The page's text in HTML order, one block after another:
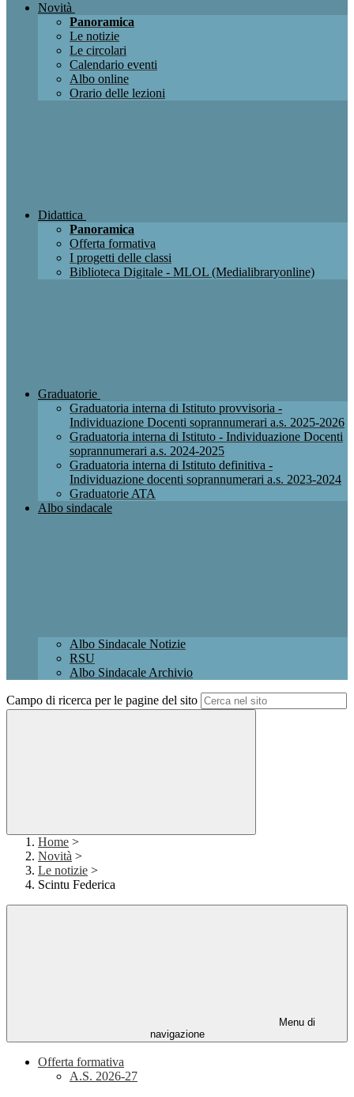
Novità
Panoramica
Le notizie
Le circolari
Calendario eventi
Albo online
Orario delle lezioni
Didattica
Panoramica
Offerta formativa
I progetti delle classi
Biblioteca Digitale - MLOL (Medialibraryonline)
Graduatorie
Graduatoria interna di Istituto provvisoria -
Individuazione Docenti soprannumerari a.s. 2025-2026
Graduatoria interna di Istituto - Individuazione Docenti
soprannumerari a.s. 2024-2025
Graduatoria interna di Istituto definitiva -
Individuazione docenti soprannumerari a.s. 2023-2024
Graduatorie ATA
Albo sindacale
Albo Sindacale Notizie
RSU
Albo Sindacale Archivio
Campo di ricerca per le pagine del sito
Home >
Novità >
Le notizie >
Scintu Federica
Menu di
navigazione
Offerta formativa
A.S. 2026-27